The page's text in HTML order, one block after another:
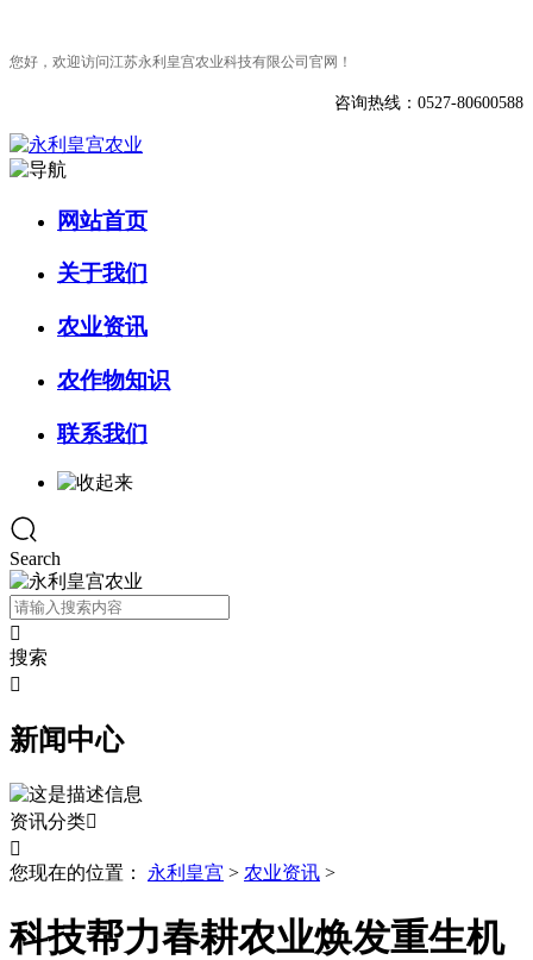
您好，欢迎访问江苏永利皇宫农业科技有限公司官网！
咨询热线：0527-80600588
网站首页
关于我们
农业资讯
农作物知识
联系我们
Search

搜索

新闻中心
资讯分类

您现在的位置：
永利皇宫 > 农业资讯 >
科技帮力春耕农业焕发重生机